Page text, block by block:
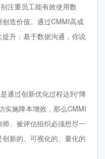
注重员工能有效使用数
造价值。通过CMMI高成
升：基于数据沟通，你说
通过创新优化过程达到“降
实施降本增效，那么CMMI
、被评估组织必须想尽一
新的、可视化的、量化的